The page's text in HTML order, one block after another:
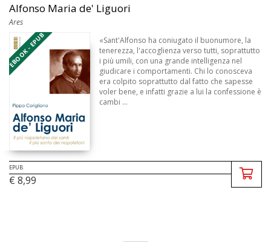
Alfonso Maria de' Liguori
Ares
EBOOK - EPUB
«Sant'Alfonso ha coniugato il buonumore, la
tenerezza, l'accoglienza verso tutti, soprattutto
i più umili, con una grande intelligenza nel
giudicare i comportamenti. Chi lo conosceva
era colpito soprattutto dal fatto che sapesse
voler bene, e infatti grazie a lui la confessione è
cambi ...
EPUB
€ 8,99